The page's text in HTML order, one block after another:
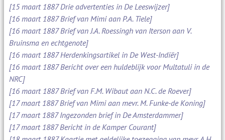
[15 maart 1887 Drie advertenties in De Leeswijzer]
[16 maart 1887 Brief van Mimi aan P.A. Tiele]
[16 maart 1887 Brief van J.A. Roessingh van Iterson aan V.
Bruinsma en echtgenote]
[16 maart 1887 Herdenkingsartikel in De West-Indiër]
[16 maart 1887 Bericht over een huldeblijk voor Multatuli in de
NRC]
[16 maart 1887 Brief van F.M. Wibaut aan N.C. de Roever]
[17 maart 1887 Brief van Mimi aan mevr. M. Funke-de Koning]
[17 maart 1887 Ingezonden brief in De Amsterdammer]
[17 maart 1887 Bericht in de Kamper Courant]